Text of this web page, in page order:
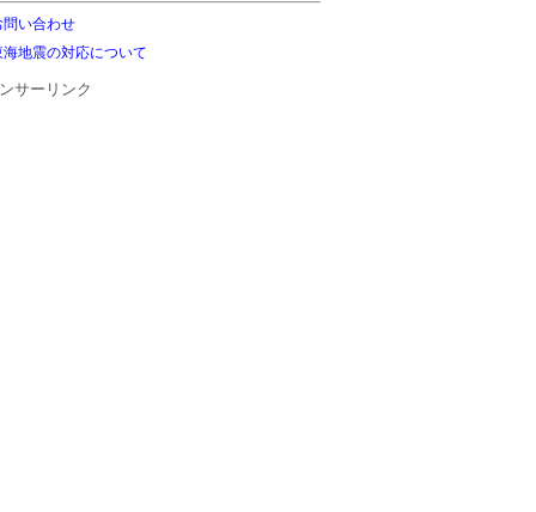
問い合わせ
海地震の対応について
サーリンク